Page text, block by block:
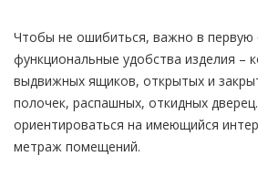
Чтобы не ошибиться, важно в первую
функциональные удобства изделия –
выдвижных ящиков, открытых и
полочек, распашных, откидных
ориентироваться на имеющийся
метраж помещений.